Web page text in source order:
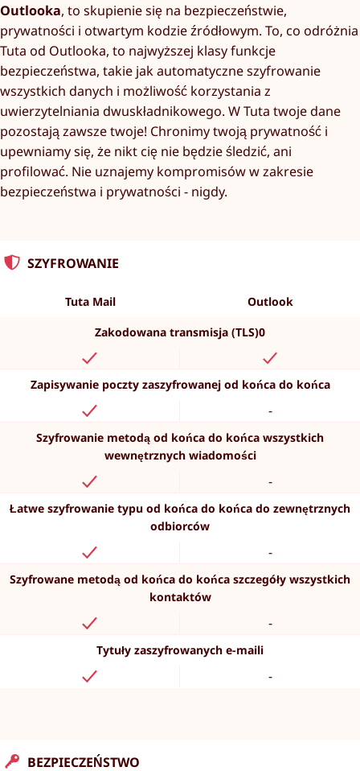
Outlooka, to skupienie się na bezpieczeństwie,
prywatności i otwartym kodzie źródłowym. To, co odróżnia
Tuta od Outlooka, to najwyższej klasy funkcje
bezpieczeństwa, takie jak automatyczne szyfrowanie
wszystkich danych i możliwość korzystania z
uwierzytelniania dwuskładnikowego. W Tuta twoje dane
pozostają zawsze twoje! Chronimy twoją prywatność i
upewniamy się, że nikt cię nie będzie śledzić, ani
profilować. Nie uznajemy kompromisów w zakresie
bezpieczeństwa i prywatności - nigdy.
SZYFROWANIE
Tuta Mail
Outlook
Zakodowana transmisja (TLS)0
Zapisywanie poczty zaszyfrowanej od końca do końca
-
Szyfrowanie metodą od końca do końca wszystkich
wewnętrznych wiadomości
-
Łatwe szyfrowanie typu od końca do końca do zewnętrznych
odbiorców
-
Szyfrowane metodą od końca do końca szczegóły wszystkich
kontaktów
-
Tytuły zaszyfrowanych e-maili
-
BEZPIECZEŃSTWO